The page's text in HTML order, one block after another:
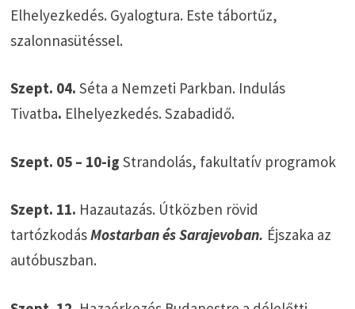
Elhelyezkedés. Gyalogtura. Este tábortűz,
szalonnasütéssel.
Szept. 04. Séta a Nemzeti Parkban. Indulás
Tivatba. Elhelyezkedés. Szabadidő.
Szept. 05 – 10-ig Strandolás, fakultatív programok
Szept. 11. Hazautazás. Útközben rövid
tartózkodásMostarban és Sarajevoban. Éjszaka az
autóbuszban.